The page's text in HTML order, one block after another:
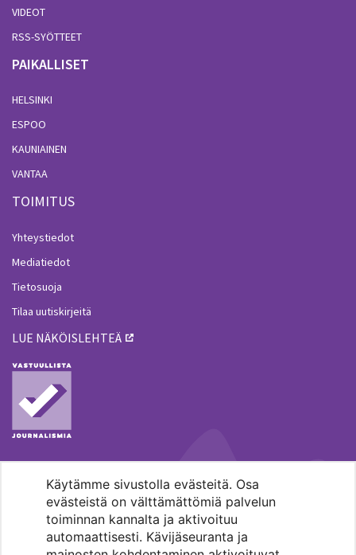
Käytämme sivustolla evästeitä. Osa
evästeistä on välttämättömiä palvelun
toiminnan kannalta ja aktivoituu
automaattisesti. Kävijäseuranta ja
VIDEOT
RSS-SYÖTTEET
PAIKALLISET
HELSINKI
ESPOO
KAUNIAINEN
VANTAA
TOIMITUS
Yhteystiedot
Mediatiedot
Tietosuoja
Tilaa uutiskirjeitä
LUE NÄKÖISLEHTEÄ
MENOHAKU